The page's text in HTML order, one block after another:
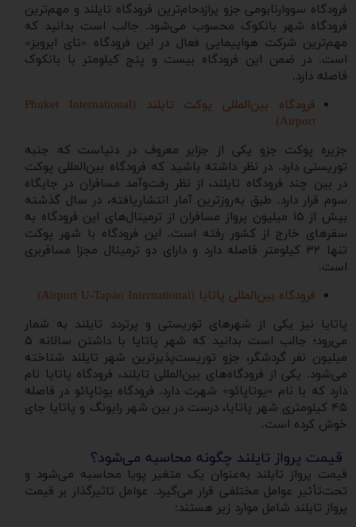
فرودگاه سووارنابومی جزو پرازدحام‌ترین فرودگاه تایلند و مهم‌ترین
فرودگاه شهر بانکوک محسوب می‌شود. جالب است بدانید که
مهم‌ترین شرکت هواپیمایی فعال در این فرودگاه «تای ایرویز»
است. در ضمن این فرودگاه بیست و پنج کیلومتر با بانکوک
فاصله دارد.
فرودگاه بین‌المللی پوکت تایلند (Phuket International
Airport)
جزیره پوکت جزو یکی از جزایر معروف در دنیاست که جنبه
توریستی دارد. در نظر داشته باشید که فرودگاه بین‌المللی پوکت
در بین چند فرودگاه تایلند، از نظر رفت‌و‌آمد مسافران در جایگاه
سوم قرار دارد. طبق به‌روزترین آمار انتشاریافته، در سال گذشته
بیش از ۱۵ میلیون پرواز مسافران از ترمینال‌های این فرودگاه به
سفرهای خارج از کشور رفته است. این فرودگاه با شهر پوکت
تنها ۳۲ کیلومتر فاصله دارد و دارای دو ترمینال مجزا مسافربری
است.
فرودگاه بین‌المللی پاتایا (Airport U-Tapao International)
پاتایا نیز یکی از شهرهای توریستی و پرتردد تایلند به شمار
می‌رود؛ جالب است بدانید که شهر پاتایا با داشتن سالانه ۵
میلیون نفر گردشگر، جزو توریست‌پذیرترین شهر تایلند شناخته
می‌شود. یکی از فرودگاه‌های بین‌المللی تایلند، فرودگاه پاتایا نام
دارد که با نام «یوتاپائو» شهرت دارد. فرودگاه یوتاپائو در فاصله
۴۵ کیلومتری شهر پاتایا، درست در بین شهر رایونگ و پاتایا جای
خوش کرده است.
قیمت پرواز تایلند چگونه محاسبه می‌شود؟
قیمت پرواز تایلند به‌عنوان یک متغیر پویا محاسبه می‌شود و
تحت‌تأثیر عوامل مختلفی قرار می‌گیرد. عوامل تاثیرگذار بر قیمت
پرواز تایلند شامل موارد زیر هستند: